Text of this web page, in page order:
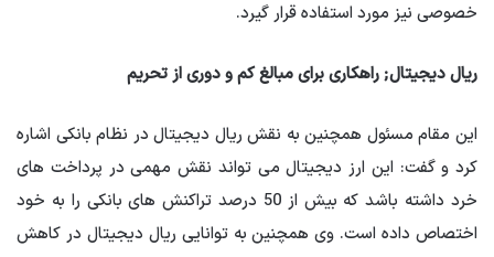
خصوصی نیز مورد استفاده قرار گیرد.
ریال دیجیتال; راهکاری برای مبالغ کم و دوری از تحریم
این مقام مسئول همچنین به نقش ریال دیجیتال در نظام بانکی اشاره
کرد و گفت: این ارز دیجیتال می تواند نقش مهمی در پرداخت های
خرد داشته باشد که بیش از 50 درصد تراکنش های بانکی را به خود
اختصاص داده است. وی همچنین به توانایی ریال دیجیتال در کاهش